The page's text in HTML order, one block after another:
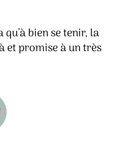
bien se tenir, la
et promise à un très